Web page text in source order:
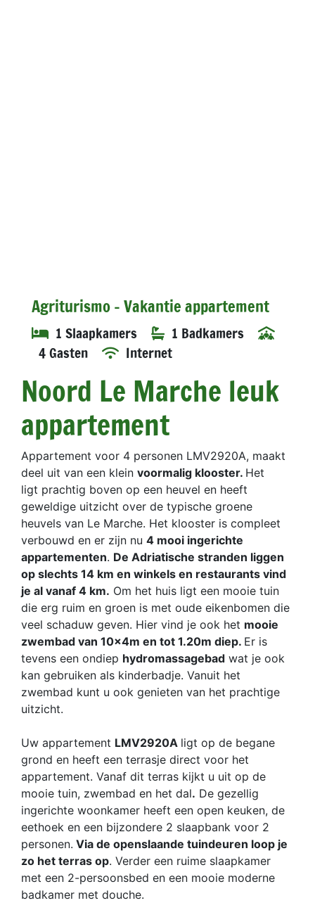
Agriturismo - Vakantie appartement
1 Slaapkamers
1 Badkamers
4 Gasten
Internet
Noord Le Marche leuk
appartement
Appartement voor 4 personen LMV2920A, maakt
deel uit van een klein voormalig klooster. Het
ligt prachtig boven op een heuvel en heeft
geweldige uitzicht over de typische groene
heuvels van Le Marche. Het klooster is compleet
verbouwd en er zijn nu 4 mooi ingerichte
appartementen. De Adriatische stranden liggen
op slechts 14 km en winkels en restaurants vind
je al vanaf 4 km. Om het huis ligt een mooie tuin
die erg ruim en groen is met oude eikenbomen die
veel schaduw geven. Hier vind je ook het mooie
zwembad van 10x4m en tot 1.20m diep. Er is
tevens een ondiep hydromassagebad wat je ook
kan gebruiken als kinderbadje. Vanuit het
zwembad kunt u ook genieten van het prachtige
uitzicht.
Uw appartement LMV2920A ligt op de begane
grond en heeft een terrasje direct voor het
appartement. Vanaf dit terras kijkt u uit op de
mooie tuin, zwembad en het dal. De gezellig
ingerichte woonkamer heeft een open keuken, de
eethoek en een bijzondere 2 slaapbank voor 2
personen. Via de openslaande tuindeuren loop je
zo het terras op. Verder een ruime slaapkamer
met een 2-persoonsbed en een mooie moderne
badkamer met douche.